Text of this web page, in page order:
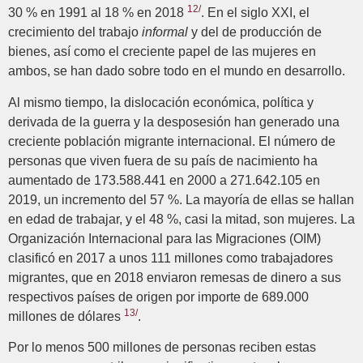
30 % en 1991 al 18 % en 2018 12/. En el siglo XXI, el
crecimiento del trabajo informal y del de producción de
bienes, así como el creciente papel de las mujeres en
ambos, se han dado sobre todo en el mundo en desarrollo.
Al mismo tiempo, la dislocación económica, política y
derivada de la guerra y la desposesión han generado una
creciente población migrante internacional. El número de
personas que viven fuera de su país de nacimiento ha
aumentado de 173.588.441 en 2000 a 271.642.105 en
2019, un incremento del 57 %. La mayoría de ellas se hallan
en edad de trabajar, y el 48 %, casi la mitad, son mujeres. La
Organización Internacional para las Migraciones (OIM)
clasificó en 2017 a unos 111 millones como trabajadores
migrantes, que en 2018 enviaron remesas de dinero a sus
respectivos países de origen por importe de 689.000
millones de dólares 13/.
Por lo menos 500 millones de personas reciben estas